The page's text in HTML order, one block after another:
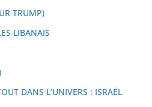
TRUMP)
LIBANAIS
DANS L’UNIVERS : ISRAËL